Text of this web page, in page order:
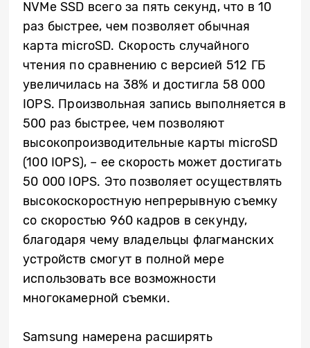
NVMe SSD всего за пять секунд, что в 10
раз быстрее, чем позволяет обычная
карта microSD. Скорость случайного
чтения по сравнению с версией 512 ГБ
увеличилась на 38% и достигла 58 000
IOPS. Произвольная запись выполняется в
500 раз быстрее, чем позволяют
высокопроизводительные карты microSD
(100 IOPS), – ее скорость может достигать
50 000 IOPS. Это позволяет осуществлять
высокоскоростную непрерывную съемку
со скоростью 960 кадров в секунду,
благодаря чему владельцы флагманских
устройств смогут в полной мере
использовать все возможности
многокамерной съемки.
Samsung намерена расширять